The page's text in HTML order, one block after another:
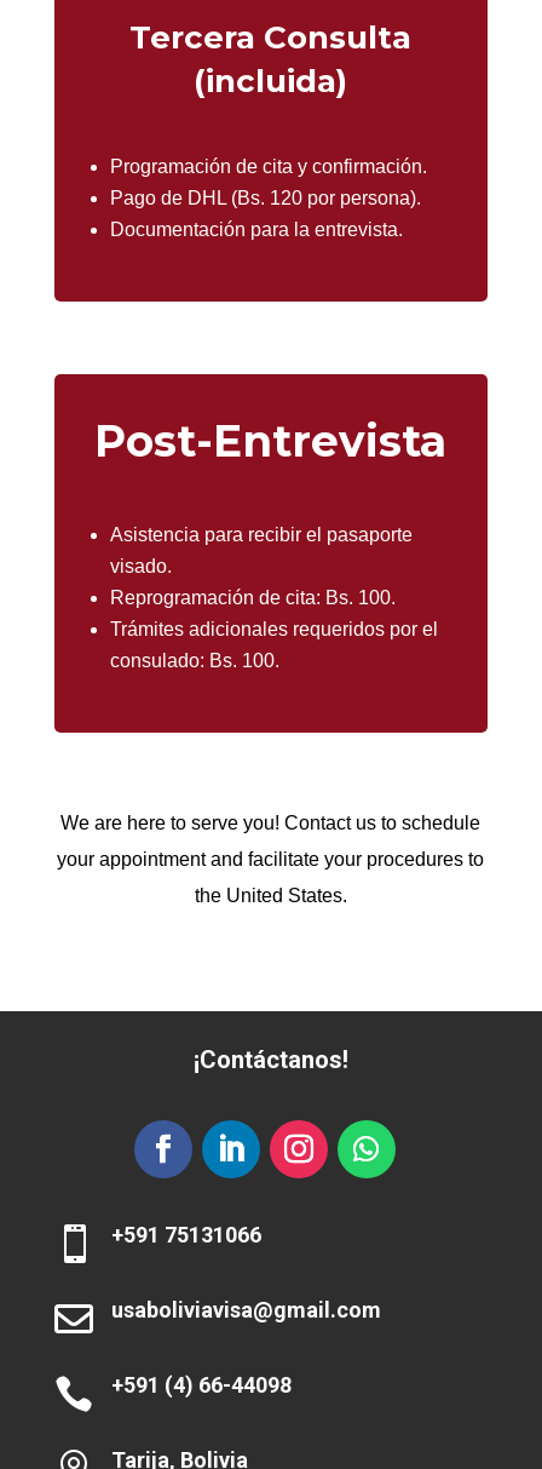
Tercera Consulta
(incluida)
Programación de cita y confirmación.
Pago de DHL (Bs. 120 por persona).
Documentación para la entrevista.
Post-Entrevista
Asistencia para recibir el pasaporte
visado.
Reprogramación de cita: Bs. 100.
Trámites adicionales requeridos por el
consulado: Bs. 100.
We are here to serve you! Contact us to schedule
your appointment and facilitate your procedures to
the United States.
¡Contáctanos!
 +591 75131066
 usaboliviavisa@gmail.com
 +591 (4) 66-44098
Tarija, Bolivia